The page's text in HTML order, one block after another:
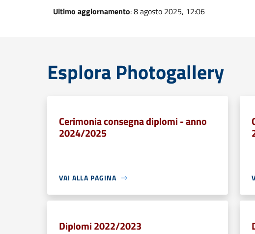
Ultimo aggiornamento: 8 agosto 2025, 12:06
Esplora Photogallery
Cerimonia consegna diplomi - anno
2024/2025
VAI ALLA PAGINA
Diplomi 2022/2023